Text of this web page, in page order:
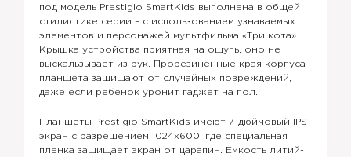
под модель Prestigio SmartKids выполнена в общей
стилистике серии – с использованием узнаваемых
элементов и персонажей мультфильма «Три кота».
Крышка устройства приятная на ощупь, оно не
выскальзывает из рук. Прорезиненные края корпуса
планшета защищают от случайных повреждений,
даже если ребенок уронит гаджет на пол.
Планшеты Prestigio SmartKids имеют 7-дюймовый IPS-
экран с разрешением 1024х600, где специальная
пленка защищает экран от царапин. Емкость литий-